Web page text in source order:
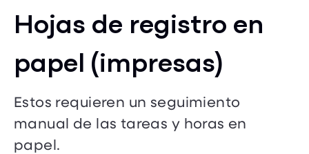
Hojas de registro en
papel (impresas)
Estos requieren un seguimiento
manual de las tareas y horas en
papel.